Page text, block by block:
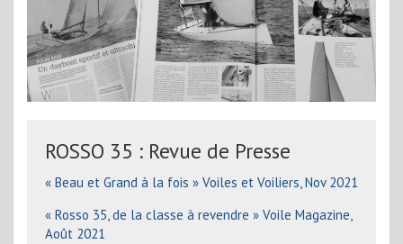
ROSSO 35 : Revue de Presse
« Beau et Grand à la fois » Voiles et Voiliers, Nov 2021
« Rosso 35, de la classe à revendre » Voile Magazine,
Août 2021